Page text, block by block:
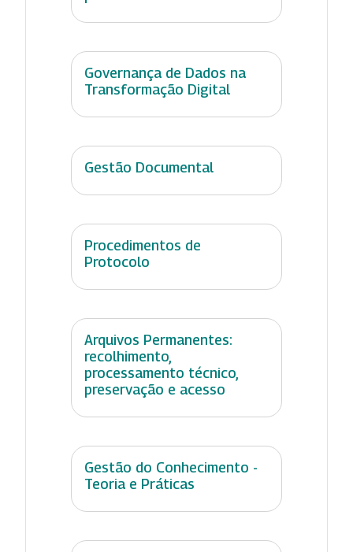
Governança de Dados na
Transformação Digital
Gestão Documental
Procedimentos de
Protocolo
Arquivos Permanentes:
recolhimento,
processamento técnico,
preservação e acesso
Gestão do Conhecimento -
Teoria e Práticas